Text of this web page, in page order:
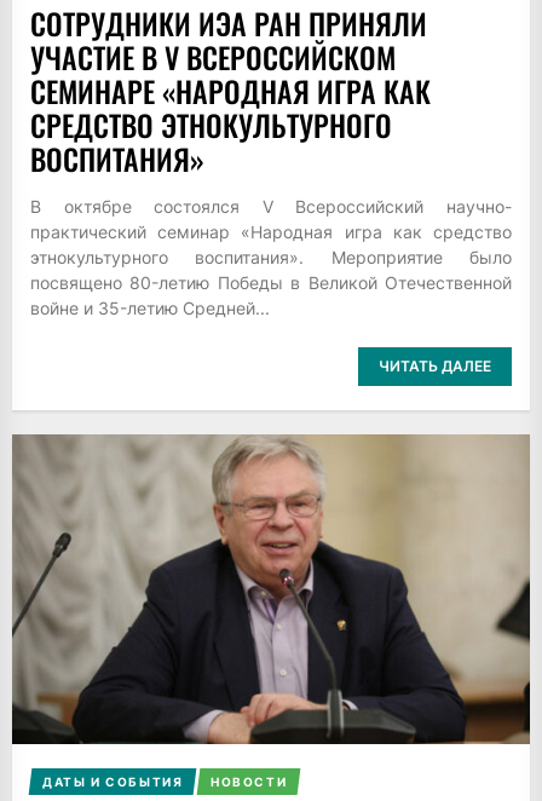
СОТРУДНИКИ ИЭА РАН ПРИНЯЛИ
УЧАСТИЕ В V ВСЕРОССИЙСКОМ
СЕМИНАРЕ «НАРОДНАЯ ИГРА КАК
СРЕДСТВО ЭТНОКУЛЬТУРНОГО
ВОСПИТАНИЯ»
В октябре состоялся V Всероссийский научно-
практический семинар «Народная игра как средство
этнокультурного воспитания». Мероприятие было
посвящено 80-летию Победы в Великой Отечественной
войне и 35-летию Средней...
ЧИТАТЬ ДАЛЕЕ
ДАТЫ И СОБЫТИЯ НОВОСТИ